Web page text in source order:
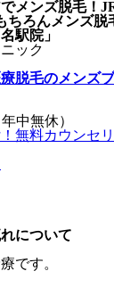
メンズ脱毛！
ちろんメンズ脱
名駅院」
ック
中無休）
無料カウンセ
について
です。